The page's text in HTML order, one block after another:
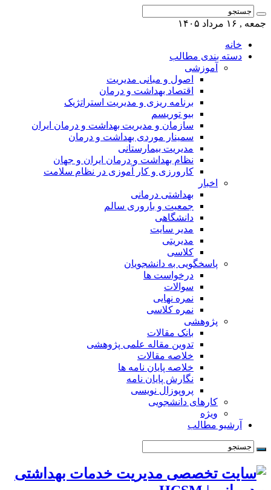
جمعه , ۱۶ مرداد ۱۴۰۵
خانه
دسته بندی مطالب
آموزشی
اصول و مبانی مدیریت
اقتصاد بهداشت و درمان
برنامه ریزی و مدیریت استراتژیک
بیو توریسم
سازمان و مدیریت بهداشت و درمان ایران
سمینار موردی بهداشت و درمان
مدیریت بیمارستانی
نظام بهداشت و درمان ایران و جهان
کارورزی و کار آموزی در نظام سلامت
اخبار
بهداشتی درمانی
جمعیت و باروری سالم
دانشگاهی
مدیر سایت
مدیریتی
کلاسی
پاسخگویی به دانشجویان
درخواست ها
سوالات
نمره نهایی
نمره کلاسی
پژوهشی
بانک مقالات
تدوین مقاله علمی پژوهشی
خلاصه مقالات
خلاصه پایان نامه ها
نگارش پایان نامه
پروپوزال نویسی
کارهای دانشجویی
ویژه
آرشیو مطالب